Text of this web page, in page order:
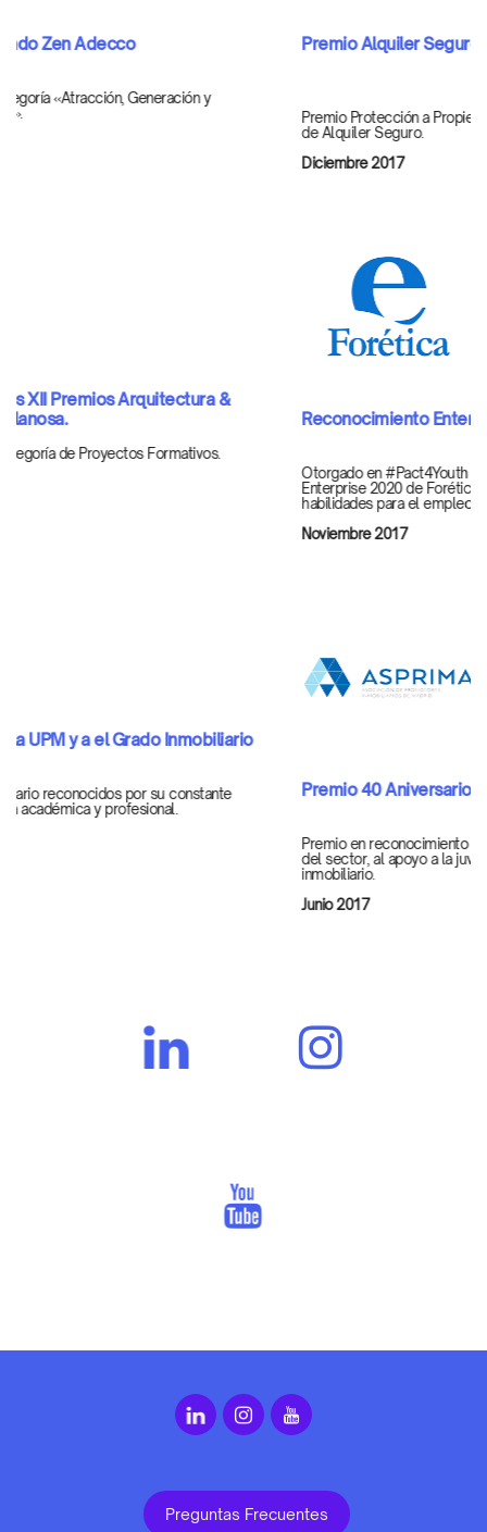
Premio Alquiler Seguro 2017
Premio Protección a Propietarios durante la tradicional gala anual
Reconocimiento Enterprise 2020 de Forética
Otorgado en #Pact4Youth para formar parte de la campaña
Enterprise 2020 de Forética dentro del eje temático de
Premio 40 Aniversario ASPRIMA
Premio en reconocimiento a la actividad para la profesionalización
del sector, al apoyo a la juventud y en servicio al sector
Preguntas Frecuentes